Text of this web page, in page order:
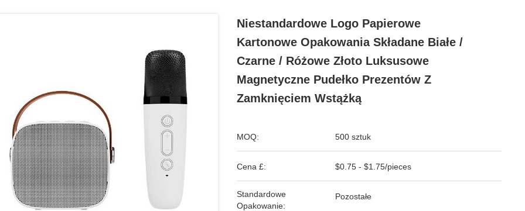
Niestandardowe Logo Papierowe
Kartonowe Opakowania Składane Białe /
Czarne / Różowe Złoto Luksusowe
Magnetyczne Pudełko Prezentów Z
Zamknięciem Wstążką
MOQ: 500 sztuk
Cena £: $0.75 - $1.75/pieces
Standardowe
Opakowanie:
Pozostałe